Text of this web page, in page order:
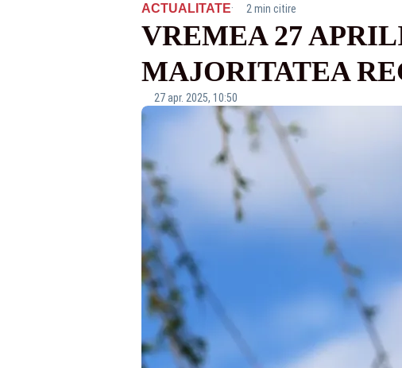
ACTUALITATE· 2 min citire
VREMEA 27
MAJORITATEA
27 apr. 2025, 10:50